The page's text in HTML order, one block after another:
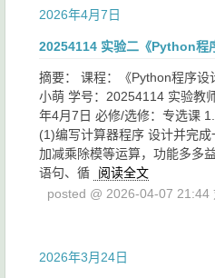
2026年4月7日
20254114 实验二《Python程
摘要： 课程：《Python程序设
小萌 学号：20254114 实验教
年4月7日 必修/选修：专选课
(1)编写计算器程序 设计并完
加减乘除模等运算，功能多多
语句、循
阅读全文
posted @ 2026-04-07 21:44
2026年3月24日